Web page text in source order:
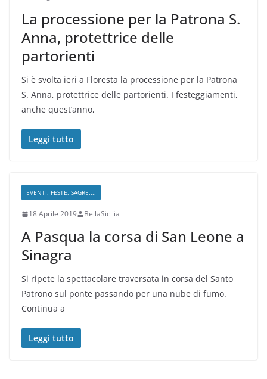
La processione per la Patrona S.
Anna, protettrice delle
partorienti
Si è svolta ieri a Floresta la processione per la Patrona
S. Anna, protettrice delle partorienti. I festeggiamenti,
anche quest’anno,
Leggi tutto
EVENTI, FESTE, SAGRE....
18 Aprile 2019 BellaSicilia
A Pasqua la corsa di San Leone a
Sinagra
Si ripete la spettacolare traversata in corsa del Santo
Patrono sul ponte passando per una nube di fumo.
Continua a
Leggi tutto